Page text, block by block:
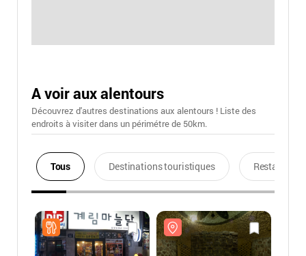
A voir aux alentours
Découvrez d'autres destinations aux alentours ! Liste des
endroits à visiter dans un périmétre de 50km.
Tous Destinations touristiques Restaurants